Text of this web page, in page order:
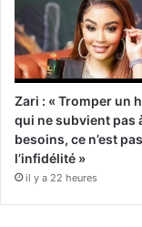
Zari : « Tromper un
qui ne subvient pas
besoins, ce n’est
l’infidélité »
il y a 22 heures